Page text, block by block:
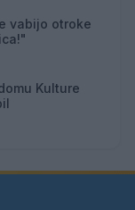
vabijo otroke
Kulture